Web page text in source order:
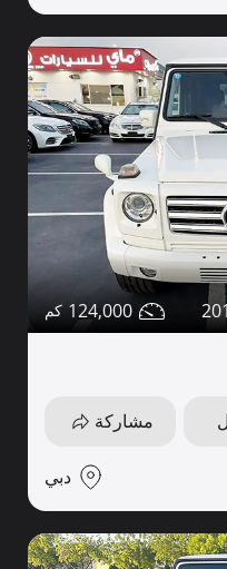
124,000
مشاركة
دبي